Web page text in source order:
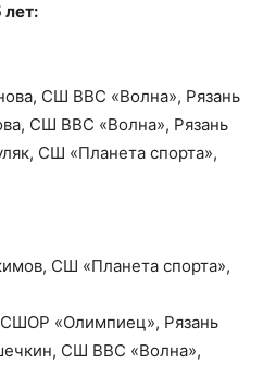
лет:
СШ ВВС «Волна», Рязань
СШ ВВС «Волна», Рязань
СШ «Планета спорта»,
СШ «Планета спорта»,
«Олимпиец», Рязань
СШ ВВС «Волна»,